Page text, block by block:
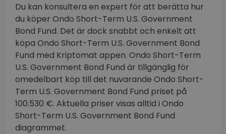
Du kan konsultera en expert för att berätta hur
du köper Ondo Short-Term U.S. Government
Bond Fund. Det är dock snabbt och enkelt att
köpa Ondo Short-Term U.S. Government Bond
Fund med Kriptomat appen. Ondo Short-Term
U.S. Government Bond Fund är tillgänglig för
omedelbart köp till det nuvarande Ondo Short-
Term U.S. Government Bond Fund priset på
100.530 €. Aktuella priser visas alltid i Ondo
Short-Term U.S. Government Bond Fund
diagrammet.